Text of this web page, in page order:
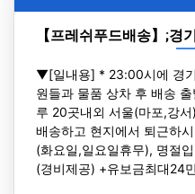
【프레쉬푸드배송】;
▼[일내용] * 23:00시에 경
원들과 물품 상차 후 배송
루 20곳내외 서울(마포,강
배송하고 현지에서 퇴근하
(화요일,일요일휴무), 명절
(경비제공) +유보금최대24